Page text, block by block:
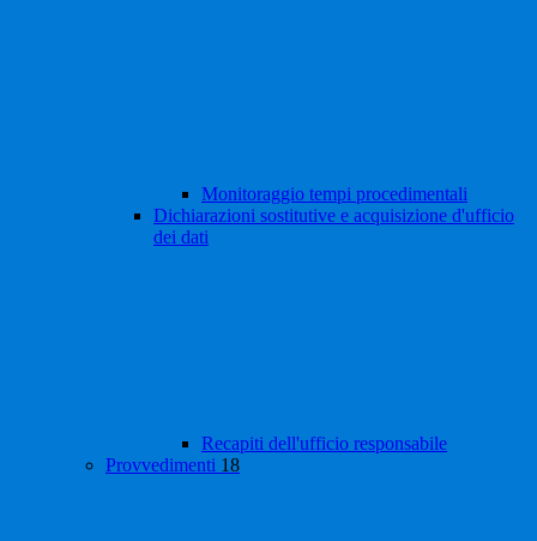
Monitoraggio tempi procedimentali
Dichiarazioni sostitutive e acquisizione d'ufficio
dei dati
Recapiti dell'ufficio responsabile
Provvedimenti 18